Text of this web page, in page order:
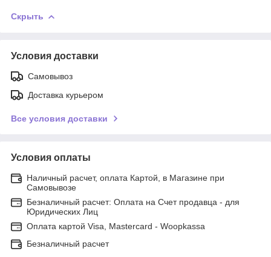
Скрыть
Условия доставки
Самовывоз
Доставка курьером
Все условия доставки
Условия оплаты
Наличный расчет, оплата Картой, в Магазине при
Самовывозе
Безналичный расчет: Оплата на Счет продавца - для
Юридических Лиц
Оплата картой Visa, Mastercard - Woopkassa
Безналичный расчет